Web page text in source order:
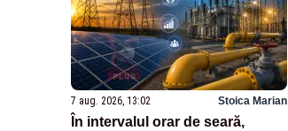
7 aug. 2026, 13:02 Stoica Marian
În intervalul orar de seară,